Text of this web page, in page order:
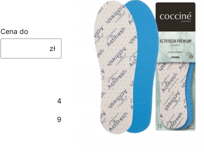
Cena do
zł
4
9